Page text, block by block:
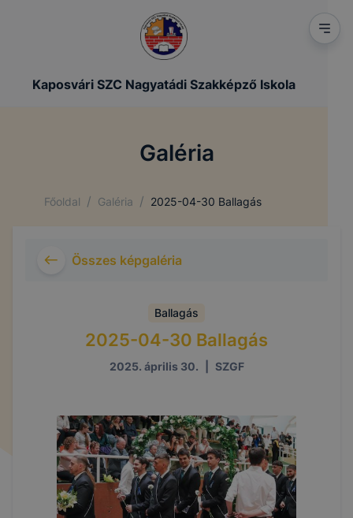
Kaposvári SZC Nagyatádi Szakképző Iskola
Galéria
Főoldal / Galéria / 2025-04-30 Ballagás
Összes képgaléria
Ballagás
2025-04-30 Ballagás
2025. április 30. SZGF